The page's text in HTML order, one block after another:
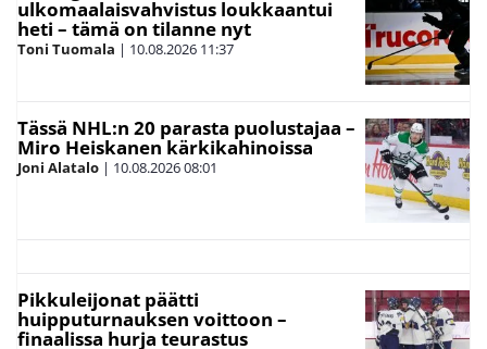
ulkomaalaisvahvistus loukkaantui
heti – tämä on tilanne nyt
Toni Tuomala | 10.08.2026 11:37
Tässä NHL:n 20 parasta puolustajaa –
Miro Heiskanen kärkikahinoissa
Joni Alatalo | 10.08.202608:01
Pikkuleijonat päätti
huipputurnauksen voittoon –
finaalissa hurja teurastus